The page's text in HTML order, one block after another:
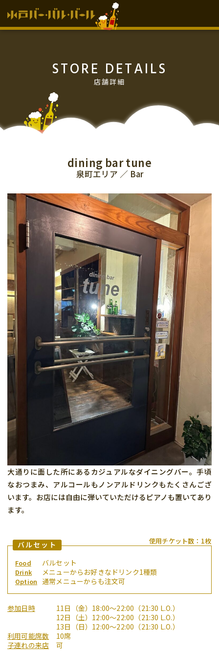
お知らせ
過去のイベント情報
チケット販売所
参加店舗
協力･協賛店
参加店舗の方へ
Q&A
お問い合わせ
プライバシーポリシー
STORE DETAILS
店舗詳細
dining bar tune
泉町エリア ／ Bar
大通りに面した所にあるカジュアルなダイニングバー。手頃
なおつまみ、アルコールもノンアルドリンクもたくさんござ
います。お店には自由に弾いていただけるピアノも置いてあり
ます。
バルセット 使用チケット数：1枚
Food バルセット
Drink メニューからお好きなドリンク1種類
Option 通常メニューからも注文可
参加日時
11日（金）18:00〜22:00（21:30 L.O.）
12日（土）12:00〜22:00（21:30 L.O.）
13日（日）12:00〜22:00（21:30 L.O.）
利用可能席数
10席
子連れの来店
可